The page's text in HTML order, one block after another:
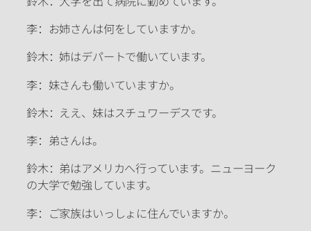
李：お姉さんは何をしていますか。
鈴木：姉はデパートで働いています。
李：妹さんも働いていますか。
鈴木：ええ、妹はスチュワーデスです。
李：弟さんは。
鈴木：弟はアメリカへ行っています。ニューヨーク
の大学で勉強しています。
李：ご家族はいっしょに住んでいますか。